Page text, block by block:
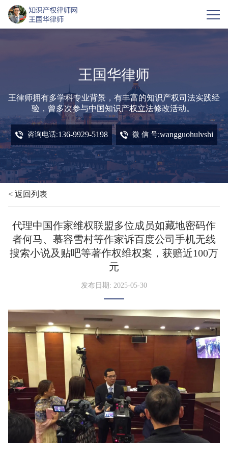
王国华律师
王律师拥有多学科专业背景，有丰富的知识产权司法实践经
验，曾多次参与中国知识产权立法修改活动。
咨询电话:136-9929-5198 微 信 号:wangguohulvshi
< 返回列表
代理中国作家维权联盟多位成员如藏地密码作
者何马、慕容雪村等作家诉百度公司手机无线
搜索小说及贴吧等著作权维权案，获赔近100万
元
发布日期: 2025-05-30